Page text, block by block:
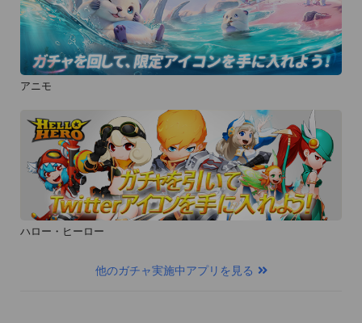
アニモ
ハロー・ヒーロー
他のガチャ実施中アプリを見る